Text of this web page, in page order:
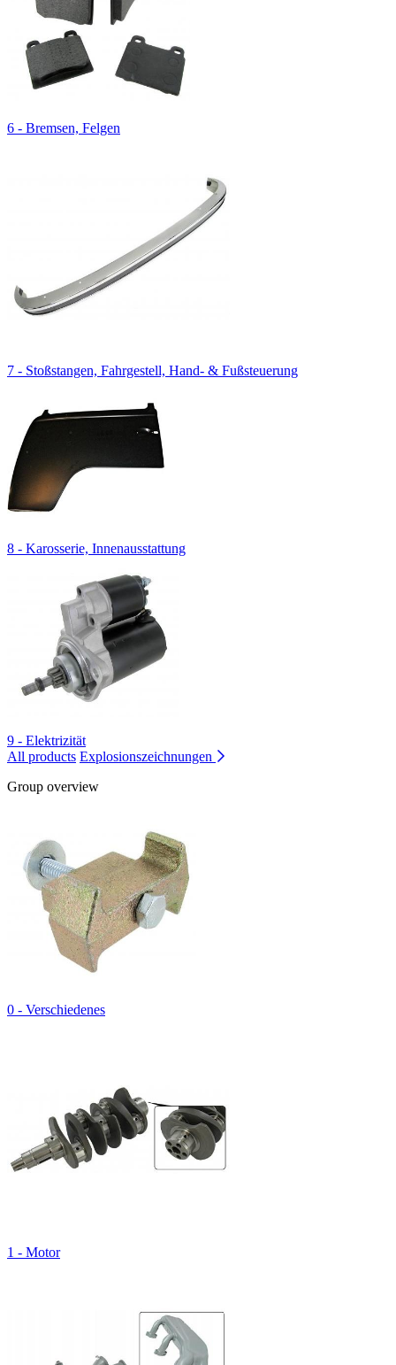
6 - Bremsen, Felgen
7 - Stoßstangen, Fahrgestell, Hand- & Fußsteuerung
8 - Karosserie, Innenausstattung
9 - Elektrizität
All products Explosionszeichnungen
Group overview
0 - Verschiedenes
1 - Motor